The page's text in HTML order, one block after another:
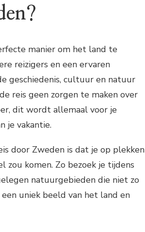
manier om het land te
reizigers en een ervaren
geschiedenis, cultuur en natuur
reis geen zorgen te maken over
dit wordt allemaal voor je
je vakantie.
door Zweden is dat je op plekken
zou komen. Zo bezoek je tijdens
natuurgebieden die niet zo
uniek beeld van het land en